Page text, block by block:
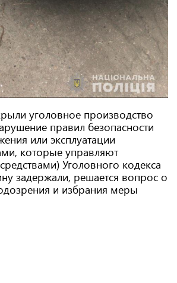
уголовное производство
правил безопасности
или эксплуатации
которые управляют
Уголовного кодекса
задержали, решается вопрос о
и избрания меры